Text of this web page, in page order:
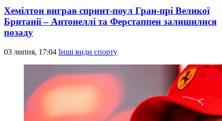
Хемілтон виграв спринт-поул Гран-прі Великої
Британії – Антонеллі та Ферстаппен залишилися
позаду
03 липня, 17:04 Інші види спорту